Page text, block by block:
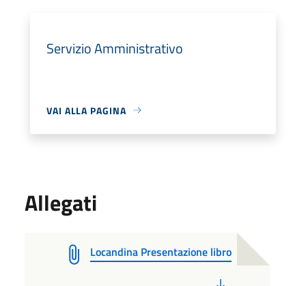
Servizio Amministrativo
VAI ALLA PAGINA
Allegati
Locandina Presentazione libro